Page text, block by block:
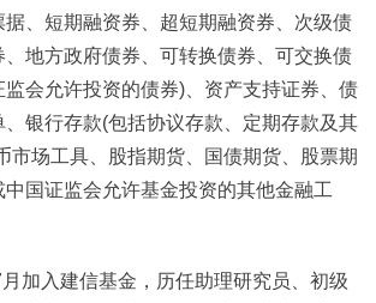
、短期融资券、超短期融资券、次级债
、地方政府债券、可转换债券、可交换债
监会允许投资的债券)、资产支持证券、债
、银行存款(包括协议存款、定期存款及其
市场工具、股指期货、国债期货、股票期
国证监会允许基金投资的其他金融工
加入建信基金，历任助理研究员、初级